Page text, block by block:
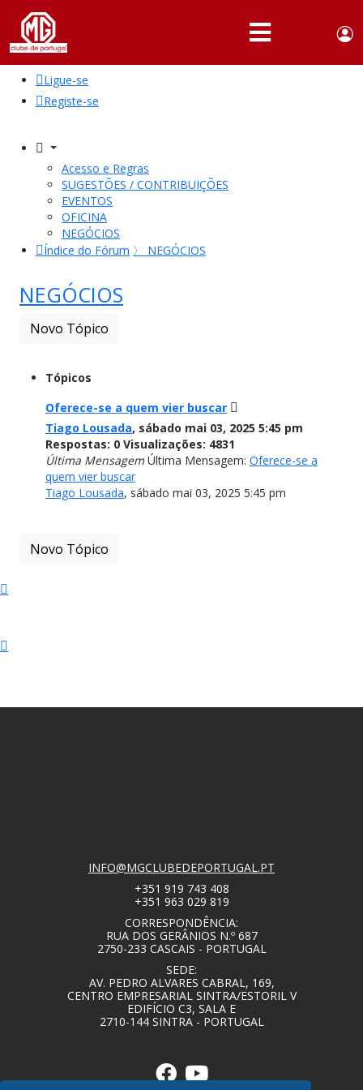
Portuguese,
English
QUEM
SOMOS
ATIVIDADES
NOTÍCIAS
FÓRUM
Ligue-se
Registe-se
Acesso e Regras
SUGESTÕES / CONTRIBUIÇÕES
EVENTOS
OFICINA
NEGÓCIOS
Índice do Fórum 〉 NEGÓCIOS
NEGÓCIOS
Novo Tópico
Tópicos
Oferece-se a quem vier buscar
Tiago Lousada, sábado mai 03, 2025 5:45 pm
Respostas: 0 Visualizações: 4831
Última MensagemÚltima Mensagem: Oferece-se a
quem vier buscar
Tiago Lousada, sábado mai 03, 2025 5:45 pm
Novo Tópico
INFO@MGCLUBEDEPORTUGAL.PT
+351 919 743 408
+351 963 029 819
CORRESPONDÊNCIA:
RUA DOS GERÂNIOS N.º 687
2750-233 CASCAIS - PORTUGAL
SEDE:
AV. PEDRO ALVARES CABRAL, 169,
CENTRO EMPRESARIAL SINTRA/ESTORIL V
EDIFÍCIO C3, SALA E
2710-144 SINTRA - PORTUGAL